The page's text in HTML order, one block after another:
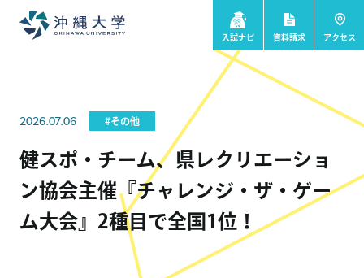
入試ナビ 資料請求 アクセス
2026.07.06 #その他
健スポ・チーム、県レクリエーショ
ン協会主催『チャレンジ・ザ・ゲー
ム大会』2種目で全国1位！